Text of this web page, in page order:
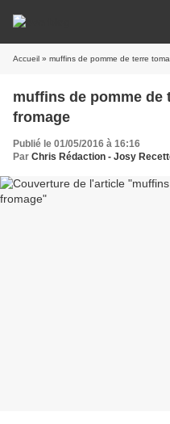
Accueil » muffins de pomme de terre
muffins de pomme de
fromage
Publié le 01/05/2016 à 16:16
Par Chris Rédaction - Josy